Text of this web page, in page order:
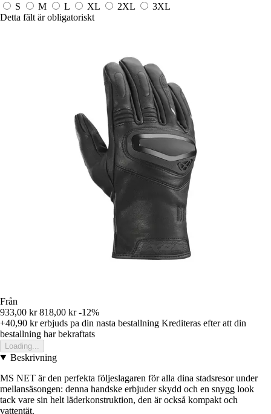
S
M L XL 2XL
3XL
Detta fält är obligatoriskt
Från
933,00 kr 818,00 kr -12%
+40,90 krerbjuds pa din nasta bestallning Krediteras efter att din
bestallning har bekraftats
Loading...
Beskrivning
MS NET är den perfekta följeslagaren för alla dina stadsresor under
mellansäsongen: denna handske erbjuder skydd och en snygg look
tack vare sin helt läderkonstruktion, den är också kompakt och
vattentät.